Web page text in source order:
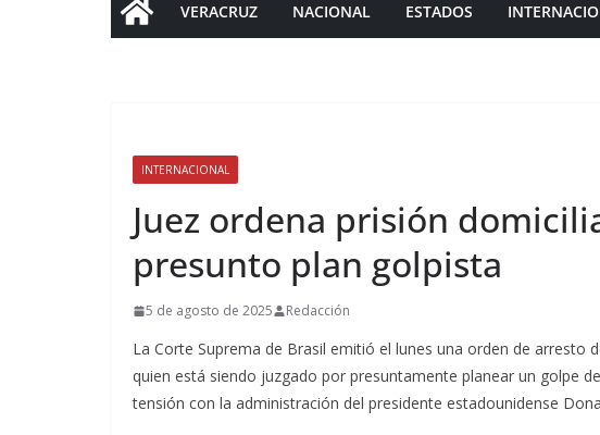
VERACRUZ NACIONAL ESTADOS
INTERNACIONAL
Juez ordena prisión
presunto plan golpista
5 de agosto de 2025 Redacción
La Corte Suprema de Brasil emitió el lunes una orden de arresto
quien está siendo juzgado por presuntamente planear un golpe
tensión con la administración del presidente estadounidense